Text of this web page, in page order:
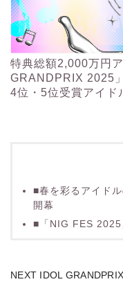
特典総額2,000万円
GRANDPRIX 2025」
4位・5位受賞アイド
■春を彩るアイド
開幕
■「NIG FES 2025
NEXT IDOL